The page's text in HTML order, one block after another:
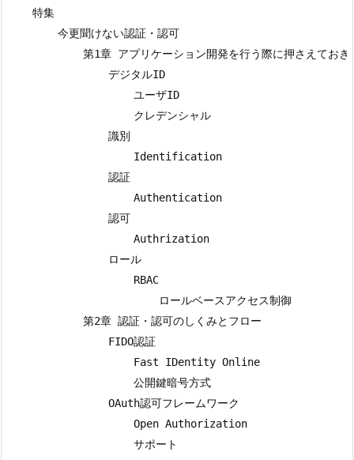
    特集
        今更聞けない認証・認可
第1章 アプリケーション開発を行う際に押さえておき
                デジタルID
                    ユーザID
                    クレデンシャル
                識別
                    Identification
                認証
                    Authentication
                認可
                    Authrization
                ロール
                    RBAC
                        ロールベースアクセス制御
            第2章 認証・認可のしくみとフロー
                FIDO認証
                    Fast IDentity Online
                    公開鍵暗号方式
                OAuth認可フレームワーク
                    Open Authorization
                    サポート